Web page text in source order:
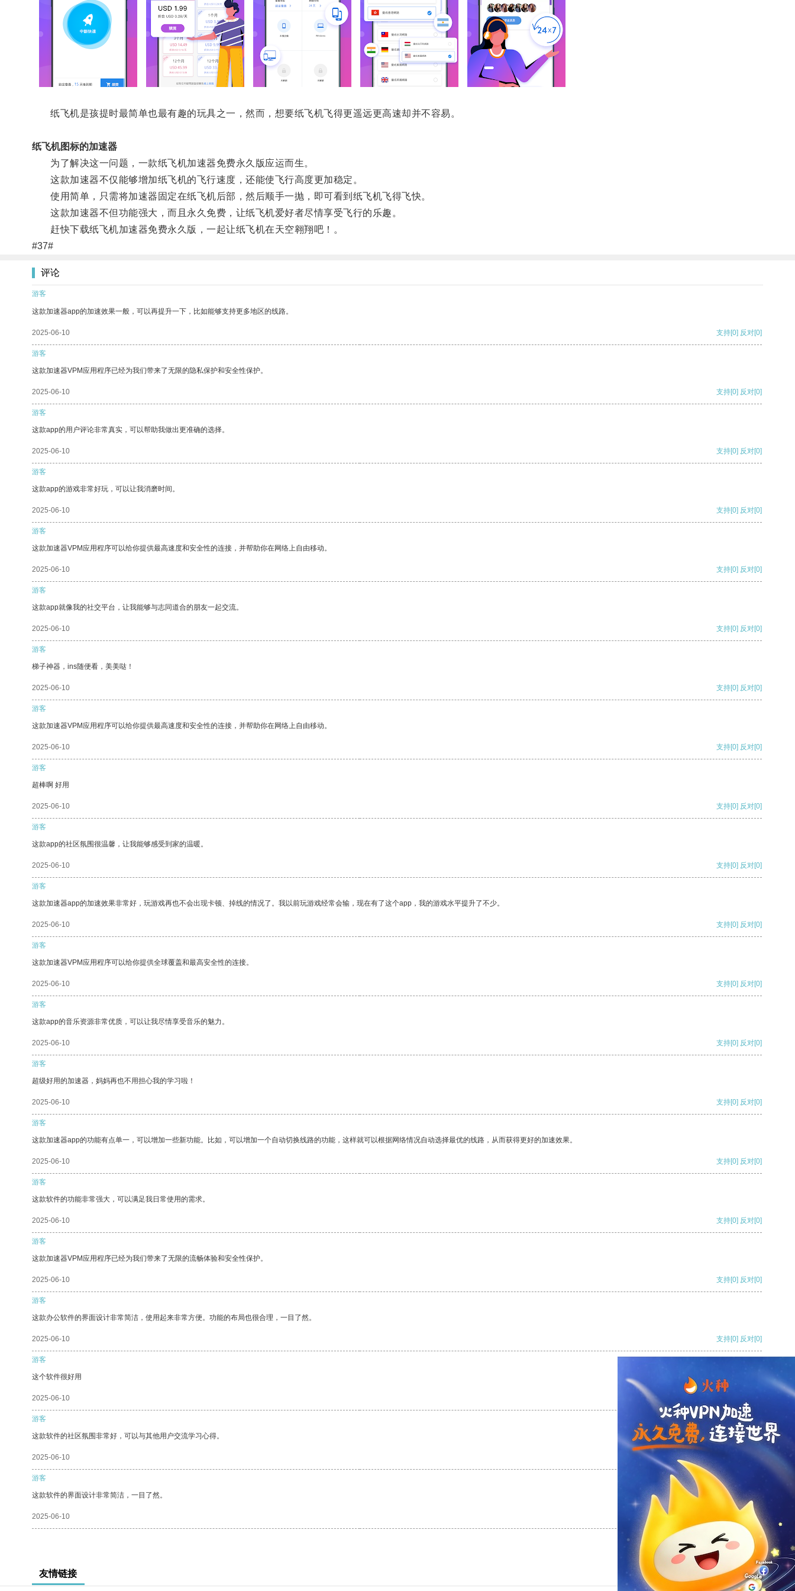
纸飞机是孩提时最简单也最有趣的玩具之一，然而，想要纸飞机飞得更遥远更高速却并不容易。
纸飞机图标的加速器
为了解决这一问题，一款纸飞机加速器免费永久版应运而生。
这款加速器不仅能够增加纸飞机的飞行速度，还能使飞行高度更加稳定。
使用简单，只需将加速器固定在纸飞机后部，然后顺手一抛，即可看到纸飞机飞得飞快。
这款加速器不但功能强大，而且永久免费，让纸飞机爱好者尽情享受飞行的乐趣。
赶快下载纸飞机加速器免费永久版，一起让纸飞机在天空翱翔吧！。
#37#
评论
游客
这款加速器app的加速效果一般，可以再提升一下，比如能够支持更多地区的线路。
2025-06-10 支持[0] 反对[0]
游客
这款加速器VPM应用程序已经为我们带来了无限的隐私保护和安全性保护。
2025-06-10 支持[0] 反对[0]
游客
这款app的用户评论非常真实，可以帮助我做出更准确的选择。
2025-06-10 支持[0] 反对[0]
游客
这款app的游戏非常好玩，可以让我消磨时间。
2025-06-10 支持[0] 反对[0]
游客
这款加速器VPM应用程序可以给你提供最高速度和安全性的连接，并帮助你在网络上自由移动。
2025-06-10 支持[0] 反对[0]
游客
这款app就像我的社交平台，让我能够与志同道合的朋友一起交流。
2025-06-10 支持[0] 反对[0]
游客
梯子神器，ins随便看，美美哒！
2025-06-10 支持[0] 反对[0]
游客
这款加速器VPM应用程序可以给你提供最高速度和安全性的连接，并帮助你在网络上自由移动。
2025-06-10 支持[0] 反对[0]
游客
超棒啊 好用
2025-06-10 支持[0] 反对[0]
游客
这款app的社区氛围很温馨，让我能够感受到家的温暖。
2025-06-10 支持[0] 反对[0]
游客
这款加速器app的加速效果非常好，玩游戏再也不会出现卡顿、掉线的情况了。我以前玩游戏经常会输，现在有了这个app，我的游戏水平提升了不少。
2025-06-10 支持[0] 反对[0]
游客
这款加速器VPM应用程序可以给你提供全球覆盖和最高安全性的连接。
2025-06-10 支持[0] 反对[0]
游客
这款app的音乐资源非常优质，可以让我尽情享受音乐的魅力。
2025-06-10 支持[0] 反对[0]
游客
超级好用的加速器，妈妈再也不用担心我的学习啦！
2025-06-10 支持[0] 反对[0]
游客
这款加速器app的功能有点单一，可以增加一些新功能。比如，可以增加一个自动切换线路的功能，这样就可以根据网络情况自动选择最优的线路，从而获得更好的加速效果。
2025-06-10 支持[0] 反对[0]
游客
这款软件的功能非常强大，可以满足我日常使用的需求。
2025-06-10 支持[0] 反对[0]
游客
这款加速器VPM应用程序已经为我们带来了无限的流畅体验和安全性保护。
2025-06-10 支持[0] 反对[0]
游客
这款办公软件的界面设计非常简洁，使用起来非常方便。功能的布局也很合理，一目了然。
2025-06-10 支持[0] 反对[0]
游客
这个软件很好用
2025-06-10
游客
这款软件的社区氛围非常好，可以与其他用户交流学习心得。
2025-06-10 反对
游客
这款软件的界面设计非常简洁，一目了然。
2025-06-10 反对[0]
友情链接